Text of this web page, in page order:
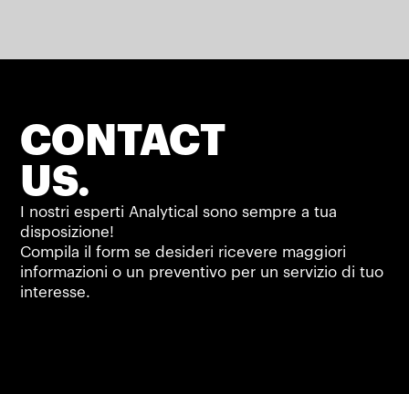
CONTACT
US.
I nostri esperti Analytical sono sempre a tua
disposizione!
Compila il form se desideri ricevere maggiori
informazioni o un preventivo per un servizio di tuo
interesse.